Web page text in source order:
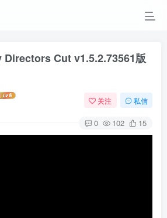
Directors Cut v1.5.2.73561版
关注 私信
0 102 15